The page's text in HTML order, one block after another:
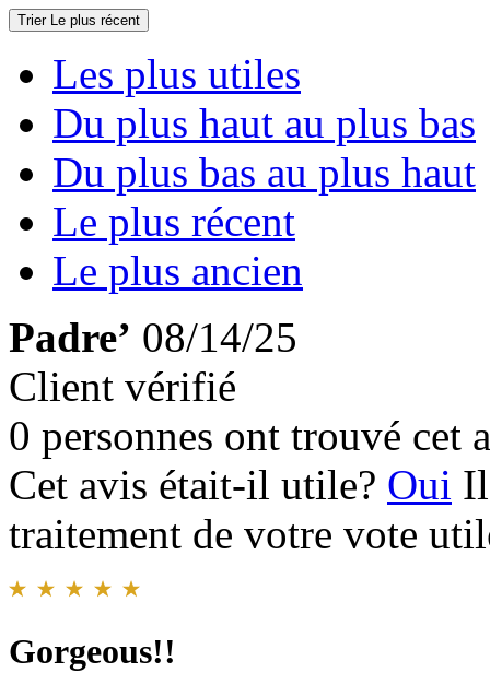
Trier Le plus récent
Les plus utiles
Du plus haut au plus bas
Du plus bas au plus haut
Le plus récent
Le plus ancien
Padre’ 08/14/25
Client vérifié
0 personnes ont trouvé cet
Cet avis était-il utile? Oui
traitement de votre vote
Gorgeous!!